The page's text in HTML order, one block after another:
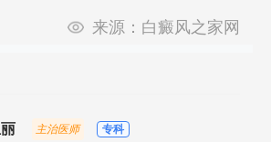
来源： 白癜风之家网
主治医师 专科